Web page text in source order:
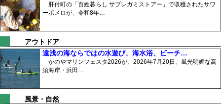
肝付町の「百姓暮らし サブレガミストアー」で収穫されたサワ
ーポメロが、令和8年…
アウトドア
遠浅の海ならではの水遊び、海水浴、ビーチ…
かのやマリンフェスタ2026が、2026年7月20日、風光明媚な高
須海岸・浜田…
風景・自然